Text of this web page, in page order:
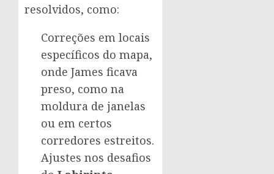
resolvidos, como:
Correções em locais
específicos do mapa,
onde James ficava
preso, como na
moldura de janelas
ou em certos
corredores estreitos.
Ajustes nos desafios